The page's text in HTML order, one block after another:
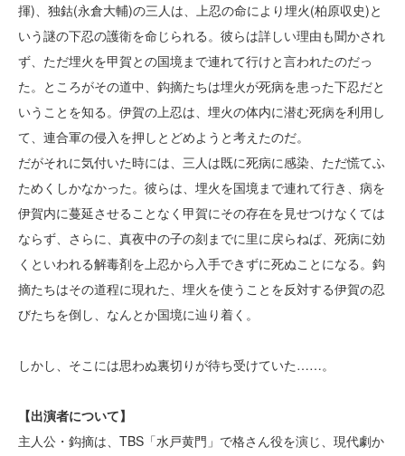
揮)、独鈷(永倉大輔)の三人は、上忍の命により埋火(柏原収史)と
いう謎の下忍の護衛を命じられる。彼らは詳しい理由も聞かされ
ず、ただ埋火を甲賀との国境まで連れて行けと言われたのだっ
た。ところがその道中、鈎摘たちは埋火が死病を患った下忍だと
いうことを知る。伊賀の上忍は、埋火の体内に潜む死病を利用し
て、連合軍の侵入を押しとどめようと考えたのだ。
だがそれに気付いた時には、三人は既に死病に感染、ただ慌てふ
ためくしかなかった。彼らは、埋火を国境まで連れて行き、病を
伊賀内に蔓延させることなく甲賀にその存在を見せつけなくては
ならず、さらに、真夜中の子の刻までに里に戻らねば、死病に効
くといわれる解毒剤を上忍から入手できずに死ぬことになる。鈎
摘たちはその道程に現れた、埋火を使うことを反対する伊賀の忍
びたちを倒し、なんとか国境に辿り着く。
しかし、そこには思わぬ裏切りが待ち受けていた……。
【出演者について】
主人公・鈎摘は、TBS「水戸黄門」で格さん役を演じ、現代劇か